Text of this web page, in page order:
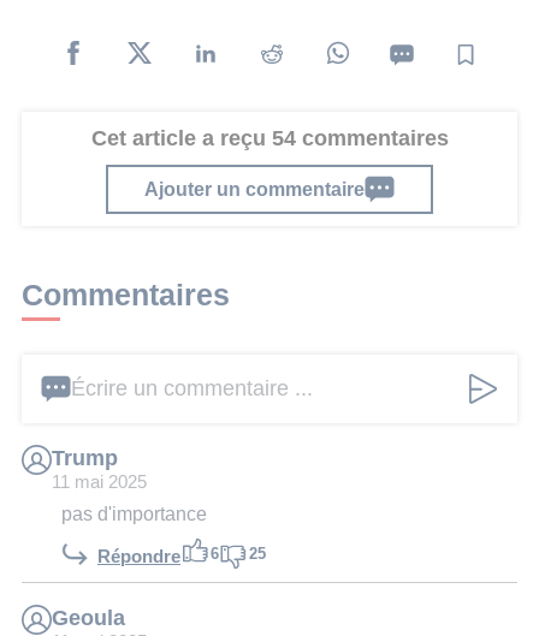
Cet article a reçu 54 commentaires
Ajouter un commentaire
Commentaires
Écrire un commentaire ...
Trump
11 mai 2025
pas d'importance
Répondre 6 25
Geoula